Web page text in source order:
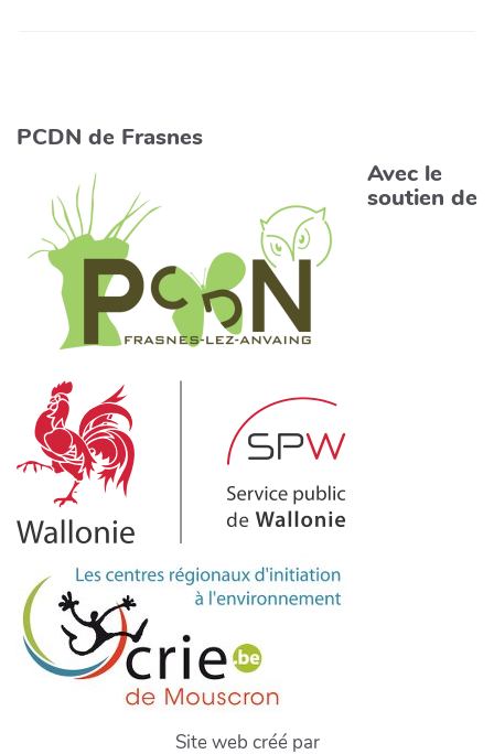
PCDN de Frasnes
Avec le
soutien de
Site web créé par